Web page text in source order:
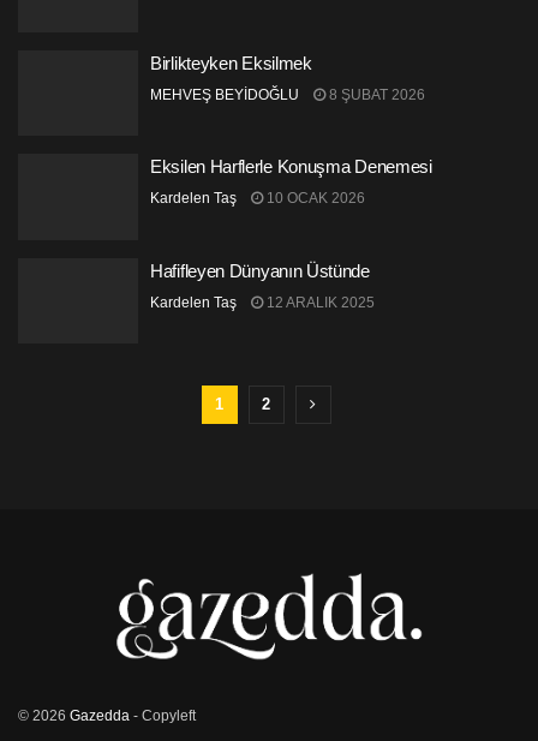
Birlikteyken Eksilmek
MEHVEŞ BEYİDOĞLU 8 ŞUBAT 2026
Eksilen Harflerle Konuşma Denemesi
Kardelen Taş 10 OCAK 2026
Hafifleyen Dünyanın Üstünde
Kardelen Taş 12 ARALIK 2025
1 2
© 2026 Gazedda - Copyleft